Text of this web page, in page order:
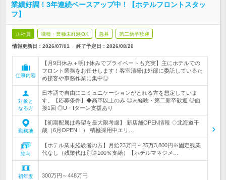
業績好調！3年連続ベースアップ中！【ホテルフロントスタッ
フ】
正社員 職種・業種未経験OK 急募 第二新卒歓迎
情報更新日：2026/07/01 終了予定日： 2026/08/20
仕事内容
【月9日休み＋明け休みでプライベートも充実】主にホテルでの
フロント業務をお任せします！客室清掃は外部に委託しているた
め接客や事務作業に集中◎
対象と
なる方
日本語で自由にコミュニケーションがとれる方を想定していま
す。【応募条件】◆高卒以上のみ ◎未経験・第二新卒歓迎 ◎面
接1回 ◎U・Iターン支援あり
勤務地
【初期配属は希望を最大限考慮】 新店舗OPEN情報 ◇北海道千
歳（6月OPEN！） 積極採用中エリ…
給与
【ホテル業未経験者の方】月給23万円～25万3,800円※固定残業
代なし（残業代は別途100％支給）【ホテルマネジメ…
初年度
300万円～448万円